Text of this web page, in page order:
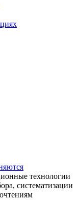
технологии
систематизации